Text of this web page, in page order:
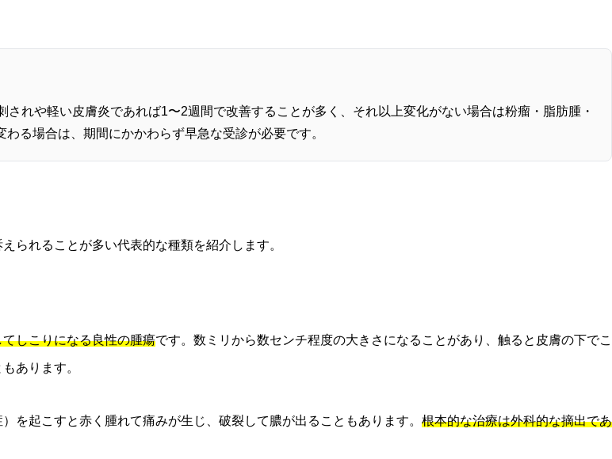
れや軽い皮膚炎であれば1〜2週間で改善することが多く、それ以上変化がない場合は粉瘤・脂肪腫・
る場合は、期間にかかわらず早急な受診が必要です。
られることが多い代表的な種類を紹介します。
しこりになる良性の腫瘍です。数ミリから数センチ程度の大きさになることがあり、触ると皮膚の下でこ
あります。
を起こすと赤く腫れて痛みが生じ、破裂して膿が出ることもあります。 根本的な治療は外科的な摘出であ